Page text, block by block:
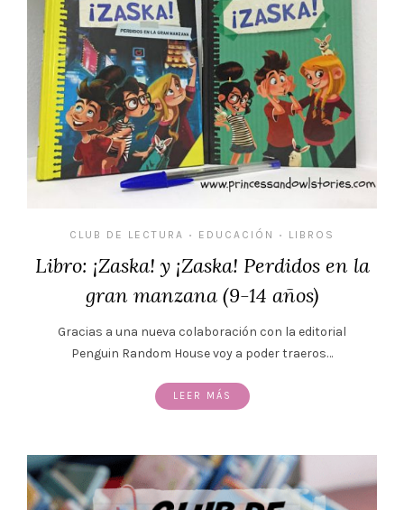
CLUB DE LECTURA • EDUCACIÓN • LIBROS
Libro: ¡Zaska! y ¡Zaska! Perdidos en la
gran manzana (9-14 años)
Gracias a una nueva colaboración con la editorial
Penguin Random House voy a poder traeros…
LEER MÁS